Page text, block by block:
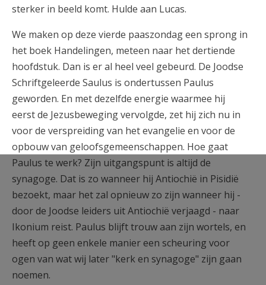
sterker in beeld komt. Hulde aan Lucas.
We maken op deze vierde paaszondag een sprong in
het boek Handelingen, meteen naar het dertiende
hoofdstuk. Dan is er al heel veel gebeurd. De Joodse
Schriftgeleerde Saulus is ondertussen Paulus
geworden. En met dezelfde energie waarmee hij
eerst de Jezusbeweging vervolgde, zet hij zich nu in
voor de verspreiding van het evangelie en voor de
opbouw van geloofsgemeenschappen. Hoe gaat
Paulus te werk? Zijn uitgangspunt is altijd de
synagoge. Dat is zo wanneer hij Antiochië in Pisidië
bezoekt, maar het zal opnieuw zo zijn wanneer hij -
door de Joodse leiders uit Antiochië verjaagd - naar
Ikonium reist. Paulus blijft trouw aan zijn wortels, en
heeft op geen enkele manier een scheuring voor
ogen van wat wij later "kerk en synagoge" zijn gaan
noemen.